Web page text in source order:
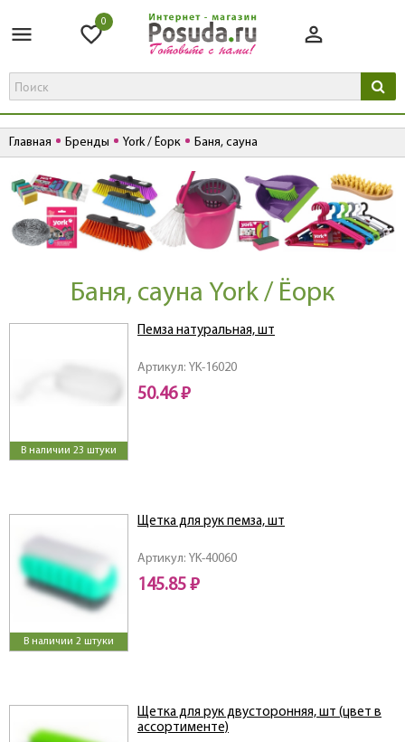
0
Главная Бренды York / Ёорк Баня, сауна
Баня, сауна York / Ёорк
В наличии 23 штуки
Артикул: YK-16020
Пемза натуральная, шт
50.46 ₽
В наличии 2 штуки
Артикул: YK-40060
Щетка для рук пемза, шт
145.85 ₽
Щетка для рук двусторонняя, шт (цвет в
ассортименте)